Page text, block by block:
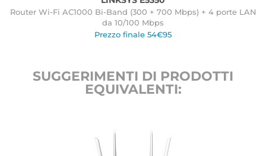
Router Wi-Fi AC1000 Bi-Band (300 + 700 Mbps) + 4 porte LAN
da 10/100 Mbps
Prezzo finale 54€95
SUGGERIMENTI DI PRODOTTI
EQUIVALENTI: